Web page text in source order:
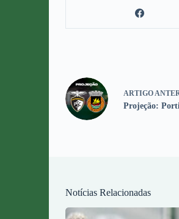
ARTIGO
Projeção:
Notícias Relacionadas